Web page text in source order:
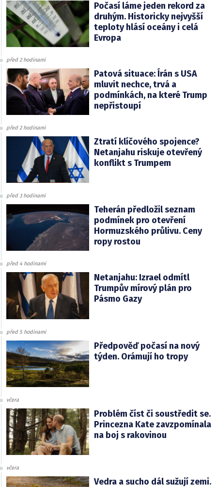
Počasí láme jeden rekord za
druhým. Historicky nejvyšší
teploty hlásí oceány i celá
Evropa
před 2 hodinami
Patová situace: Írán s USA
mluvit nechce, trvá a
podmínkách, na které Trump
nepřistoupí
před 2 hodinami
Ztratí klíčového spojence?
Netanjahu riskuje otevřený
konflikt s Trumpem
před 3 hodinami
Teherán předložil seznam
podmínek pro otevření
Hormuzského průlivu. Ceny
ropy rostou
před 4 hodinami
Netanjahu: Izrael odmítl
Trumpův mírový plán pro
Pásmo Gazy
před 5 hodinami
Předpověď počasí na nový
týden. Orámují ho tropy
včera
Problém číst či soustředit se.
Princezna Kate zavzpomínala
na boj s rakovinou
včera
Vedra a sucho dál sužují zemi.